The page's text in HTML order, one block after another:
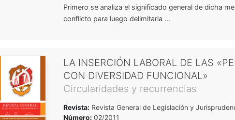
Primero se analiza el significado general de dicha
conflicto para luego delimitarla ...
LA INSERCIÓN LABORAL DE LAS
CON DIVERSIDAD FUNCIONAL»
Circularidades y recurrencias
Revista:Revista General de Legislación y
Número:02/2011